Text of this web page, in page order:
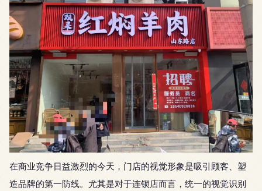
在商业竞争日益激烈的今天，门店的视觉形象是吸引顾客、塑
造品牌的第一防线。尤其是对于连锁店而言，统一的视觉识别